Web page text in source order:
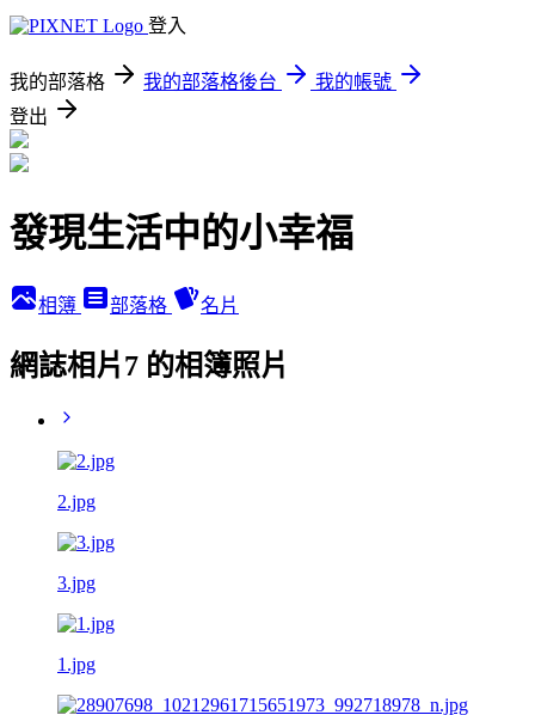
登入
我的部落格 我的部落格後台
我的帳號
登出
發現生活中的小幸福
相簿 部落格 名片
網誌相片7 的相簿照片
2.jpg
3.jpg
1.jpg